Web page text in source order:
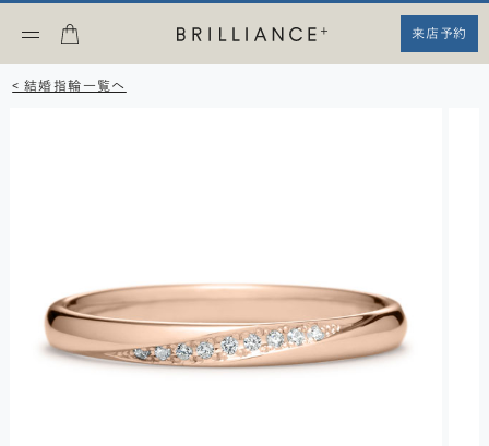
来店予約
< 結婚指輪一覧へ